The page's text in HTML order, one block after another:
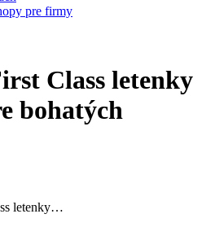
pre firmy
Class letenky
bohatých
letenky…